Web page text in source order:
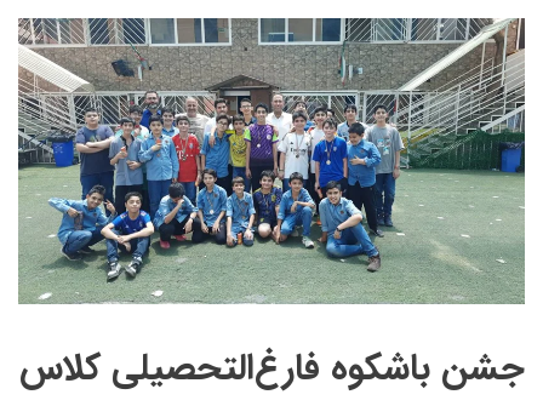
جشن باشکوه فارغ‌التحصیلی کلاس